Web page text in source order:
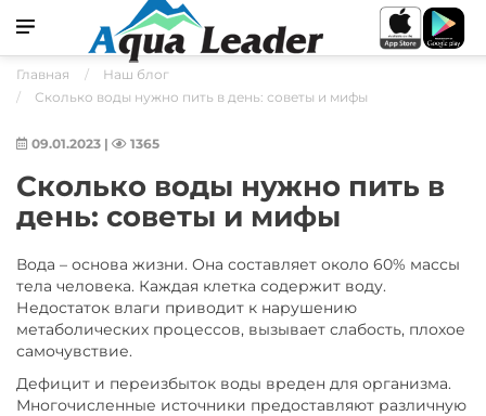
Главная
Наш блог
Сколько воды нужно пить в день: советы и мифы
09.01.2023 | 1365
Сколько воды нужно пить в
день: советы и мифы
Вода – основа жизни. Она составляет около 60% массы
тела человека. Каждая клетка содержит воду.
Недостаток влаги приводит к нарушению
метаболических процессов, вызывает слабость, плохое
самочувствие.
Дефицит и переизбыток воды вреден для организма.
Многочисленные источники предоставляют различную